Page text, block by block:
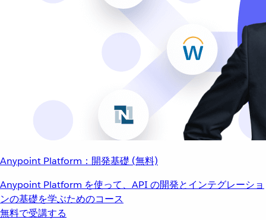
Anypoint Platform：開発基礎 (無料)
Anypoint Platform を使って、API の開発とインテグレーショ
ンの基礎を学ぶためのコース
無料で受講する